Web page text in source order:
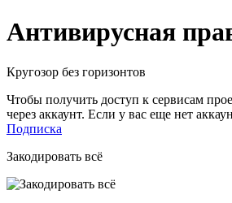
Антивирусная
Кругозор без горизонтов
Чтобы получить доступ к сервисам
через аккаунт. Если у вас еще нет
Подписка
Закодировать всё